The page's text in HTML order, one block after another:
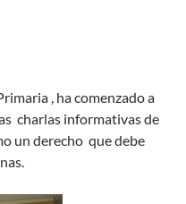
, ha comenzado a
charlas informativas de
un derecho que debe